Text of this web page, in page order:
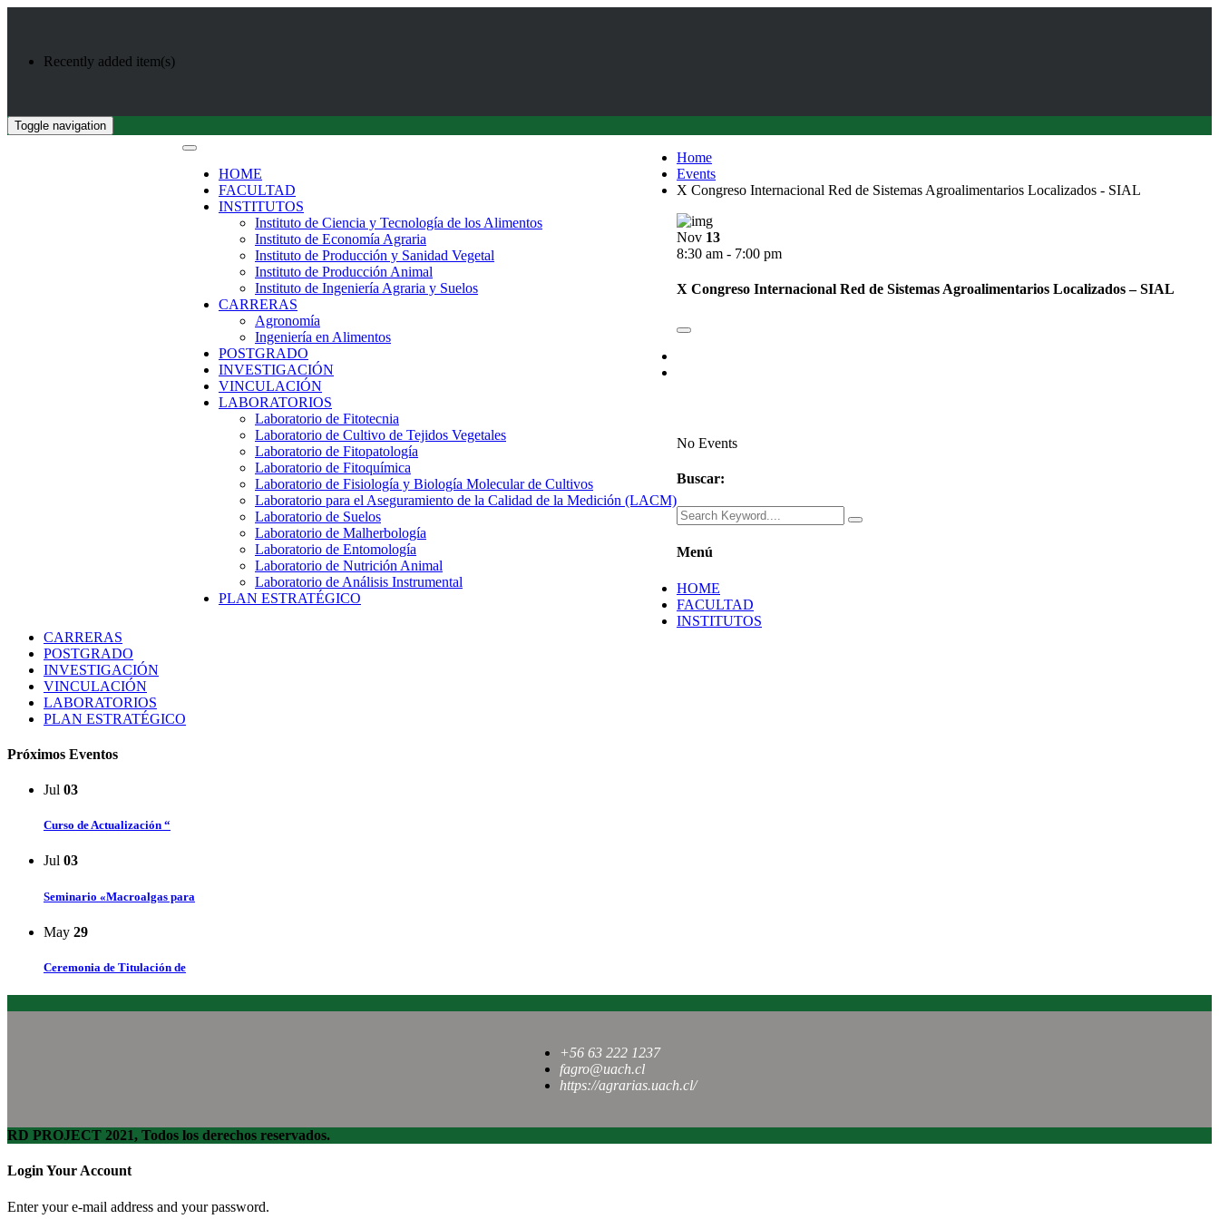
Recently added item(s)
Toggle navigation
HOME
FACULTAD
INSTITUTOS
Instituto de Ciencia y Tecnología de los Alimentos
Instituto de Economía Agraria
Instituto de Producción y Sanidad Vegetal
Instituto de Producción Animal
Instituto de Ingeniería Agraria y Suelos
CARRERAS
Agronomía
Ingeniería en Alimentos
POSTGRADO
INVESTIGACIÓN
VINCULACIÓN
LABORATORIOS
Laboratorio de Fitotecnia
Laboratorio de Cultivo de Tejidos Vegetales
Laboratorio de Fitopatología
Laboratorio de Fitoquímica
Laboratorio de Fisiología y Biología Molecular de Cultivos
Laboratorio para el Aseguramiento de la Calidad de la Medición (LACM)
Laboratorio de Suelos
Laboratorio de Malherbología
Laboratorio de Entomología
Laboratorio de Nutrición Animal
Laboratorio de Análisis Instrumental
PLAN ESTRATÉGICO
Home
Events
X Congreso Internacional Red de Sistemas Agroalimentarios Localizados - SIAL
Nov 13
8:30 am - 7:00 pm
X Congreso Internacional Red de Sistemas Agroalimentarios Localizados – SIAL
No Events
Buscar:
Menú
HOME
FACULTAD
INSTITUTOS
CARRERAS
POSTGRADO
INVESTIGACIÓN
VINCULACIÓN
LABORATORIOS
PLAN ESTRATÉGICO
Próximos Eventos
Jul 03
Curso de Actualización “
Jul 03
Seminario «Macroalgas para
May 29
Ceremonia de Titulación de
+56 63 222 1237
fagro@uach.cl
https://agrarias.uach.cl/
RD PROJECT 2021, Todos los derechos reservados.
Login Your Account
Enter your e-mail address and your password.